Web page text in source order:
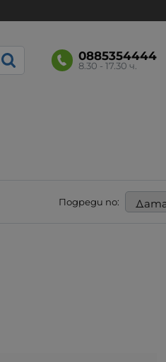
0885354444
8.30 - 17.30 ч.
Подреди по: